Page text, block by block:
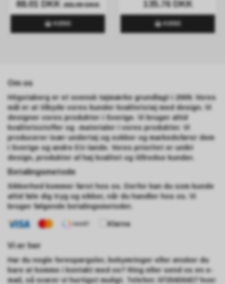
88.01 DKK203.99 DKK
KØBE
135.76 DKK
KØBE
Om os
Högstaberg er et svensk tøjmærke grundlagt i 2009. Vores
mål er at tilbyde vores kunder kvalitetstøj med design. Vi
designer vores produkter i Sverige. Vi bruger altid
kvalitetsstoffer og -materialer i vores produkter. Vi
producerer især undertøj og sokker og markedsfører dem
i Sverige og andre EU-lande. Vores prioritet er unikt
design, produkter af høj kvalitet og tilfredse kunder.
Betalingsmetode
Sikkerhed kommer først hos os. Derfor kan du som kunde
altid føle dig tryg og sikker, når du handler hos os. Vi
bruger følgende betalingsmetoder.
Vi er her
Har du nogle forespørgsler, bekymringer eller ønsker du
bare at komme i kontakt med os? Ring eller send os en e-
mail, så svarer vi hurtigst muligt. Telefon: 0720436437 hver